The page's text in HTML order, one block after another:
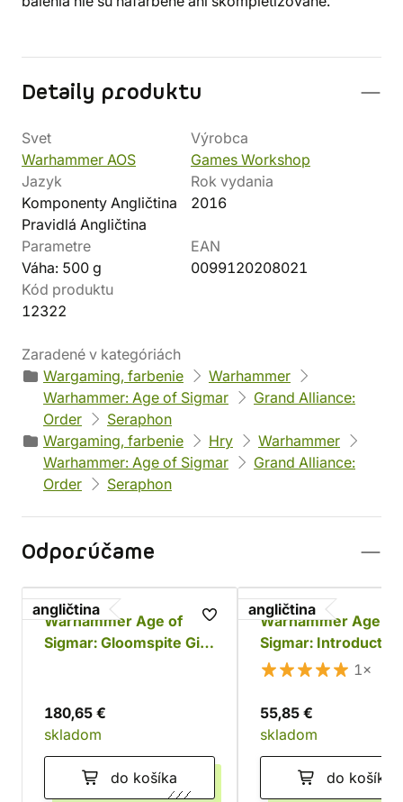
Detaily produktu
Svet
Warhammer AOS
Výrobca
Games Workshop
Jazyk
Komponenty Angličtina
Pravidlá Angličtina
Rok vydania
2016
Parametre
Váha: 500 g
EAN
0099120208021
Kód produktu
12322
Zaradené v kategóriách
Wargaming, farbenie
Warhammer
Warhammer: Age of Sigmar
Grand Alliance:
Order
Seraphon
Wargaming, farbenie
Hry
Warhammer
Warhammer: Age of Sigmar
Grand Alliance:
Order
Seraphon
Odporúčame
angličtina
Warhammer Age of
Sigmar: Gloomspite Gitz
180,65 €
skladom
do košíka
angličtina
Warhammer Age of
Sigmar:
Set
1×
55,85 €
skladom
do košíka